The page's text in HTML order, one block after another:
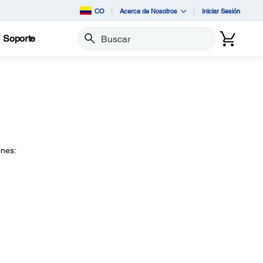
CO Acerca de Nosotros Iniciar Sesión
Soporte Buscar